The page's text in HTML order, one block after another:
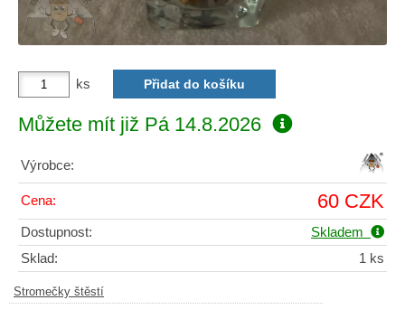
ks
Můžete mít již Pá 14.8.2026
Výrobce:
Cena: 60 CZK
Dostupnost:
Skladem
Sklad:
1 ks
Stromečky štěstí